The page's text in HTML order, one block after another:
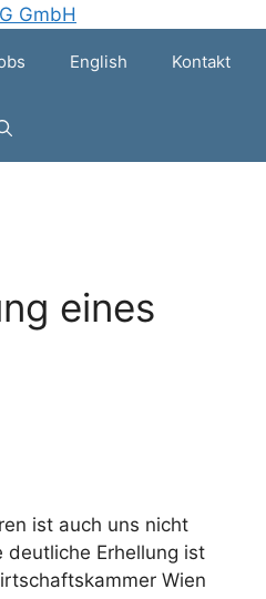
English Kontakt
eines
ist auch uns nicht
Erhellung ist
Wien